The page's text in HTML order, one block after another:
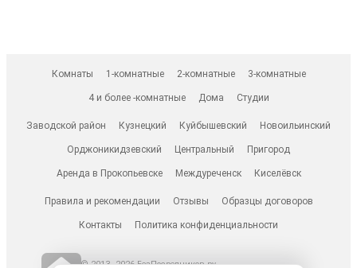
Комнаты 1-комнатные 2-комнатные 3-комнатные
4 и более -комнатные Дома Студии
Заводской район Кузнецкий Куйбышевский Новоильинский
Орджоникидзевский Центральный Пригород
Аренда в Прокопьевске Междуреченск Киселёвск
Правила и рекомендации Отзывы Образцы договоров
Контакты Политика конфиденциальности
© 2013–2026 БезПосредников.ру